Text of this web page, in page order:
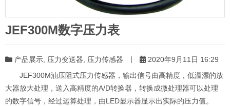
JEF300M数字压力表
产品展示 压力变送器 压力传感器 |
2020年9月11日 16:29
JEF300M油压阻式压力传感器，输出信号由高精度，低温漂的放
大器放大处理，送入高精度的A/D转换器，转换成微处理器可以处理
的数字信号，经过运算处理，由LED显示器显示出实际的压力值。